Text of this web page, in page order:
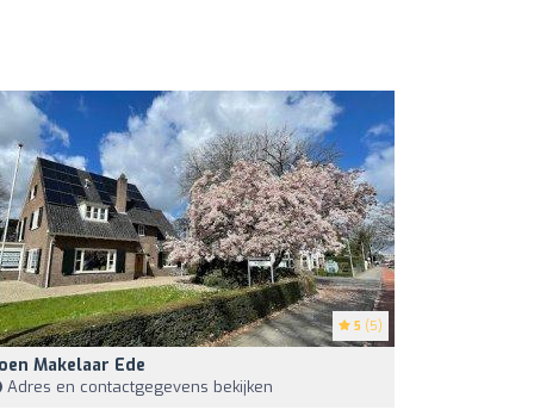
5 (5)
Makelaar Ede
Adres en contactgegevens bekijken